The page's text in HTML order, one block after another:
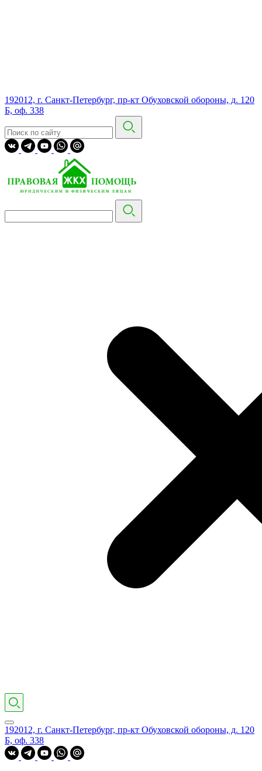
192012, г. Санкт-Петербург, пр-кт Обуховской обороны, д. 120
Б, оф. 338
192012, г. Санкт-Петербург, пр-кт Обуховской обороны, д. 120
Б, оф. 338